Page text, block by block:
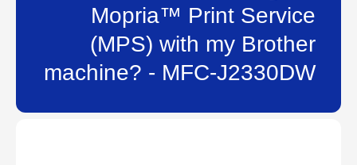
Mopria™ Print Service
(MPS) with my Brother
machine? - MFC-J2330DW